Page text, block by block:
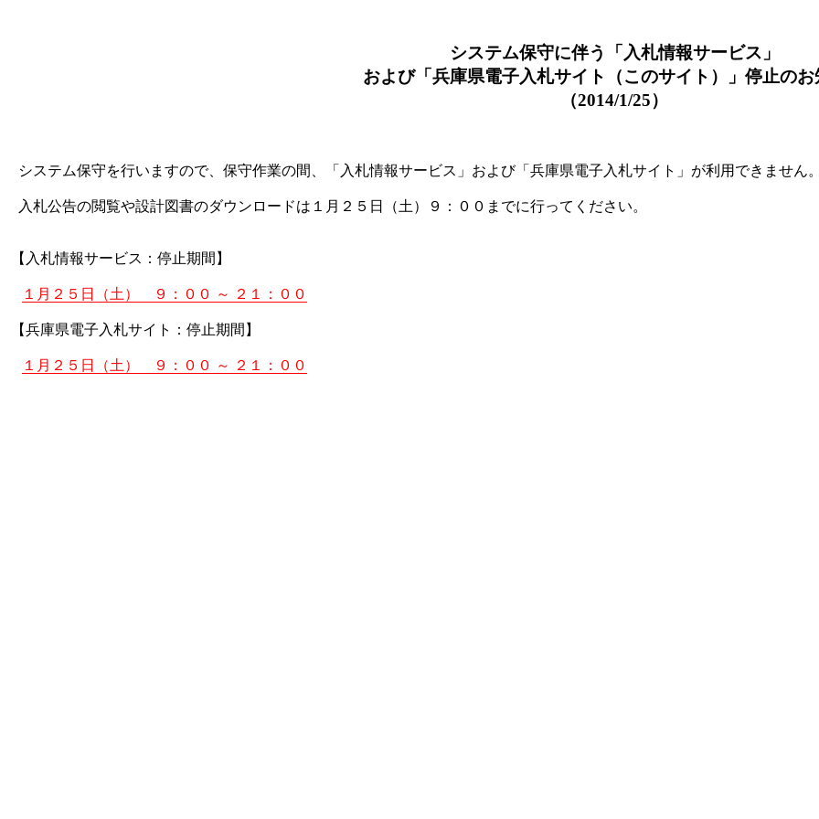
システム保守に伴う「入札情報サービス」
および「兵庫県電子入札サイト（このサイト）」停止のお
（2014/1/25）
システム保守を行いますので、保守作業の間、「入札情報サービス」および「兵庫県電子入札サイト」が利用できません。
入札公告の閲覧や設計図書のダウンロードは１月２５日（土）９：００までに行ってください。
【入札情報サービス：停止期間】
１月２５日（土） ９：００ ～ ２１：００
【兵庫県電子入札サイト：停止期間】
１月２５日（土） ９：００ ～ ２１：００